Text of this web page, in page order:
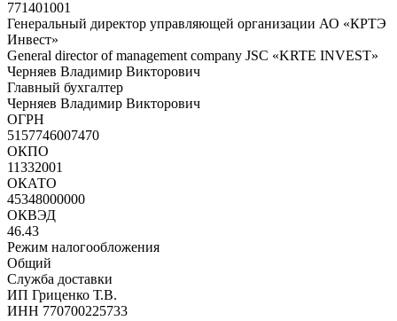
771401001
Генеральный директор управляющей организации АО «КРТЭ
Инвест»
General director of management company JSC «KRTE INVEST»
Черняев Владимир Викторович
Главный бухгалтер
Черняев Владимир Викторович
ОГРН
5157746007470
ОКПО
11332001
ОКАТО
45348000000
ОКВЭД
46.43
Режим налогообложения
Общий
Служба доставки
ИП Гриценко Т.В.
ИНН 770700225733